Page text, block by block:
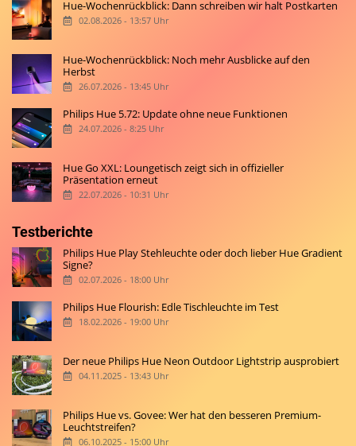
Hue-Wochenrückblick: Dann schreiben wir halt Postkarten
02.08.2026 - 13:57 Uhr
Hue-Wochenrückblick: Noch mehr Ausblicke auf den
Herbst
26.07.2026 - 13:45 Uhr
Philips Hue 5.72: Update ohne neue Funktionen
24.07.2026 - 8:25 Uhr
Hue Go XXL: Loungetisch zeigt sich in offizieller
Präsentation erneut
22.07.2026 - 10:31 Uhr
Testberichte
Philips Hue Play Stehleuchte oder doch lieber Hue Gradient
Signe?
02.07.2026 - 18:00 Uhr
Philips Hue Flourish: Edle Tischleuchte im Test
18.02.2026 - 19:00 Uhr
Der neue Philips Hue Neon Outdoor Lightstrip ausprobiert
04.11.2025 - 13:43 Uhr
Philips Hue vs. Govee: Wer hat den besseren Premium-
Leuchtstreifen?
06.10.2025 - 15:00 Uhr